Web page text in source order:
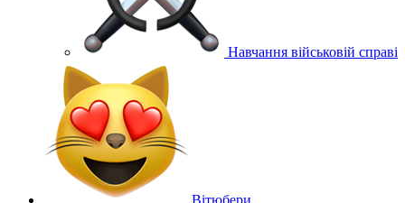
Навчання військовій справі
Вітюбери